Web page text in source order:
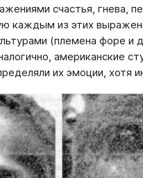
счастья, гнева,
каждым из этих
(племена форе и
американские
их эмоции, хотя